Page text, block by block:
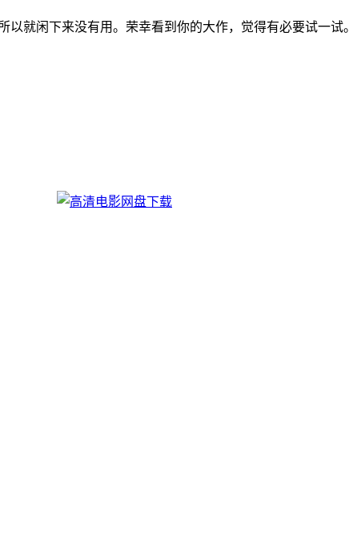
就闲下来没有用。荣幸看到你的大作，觉得有必要试一试